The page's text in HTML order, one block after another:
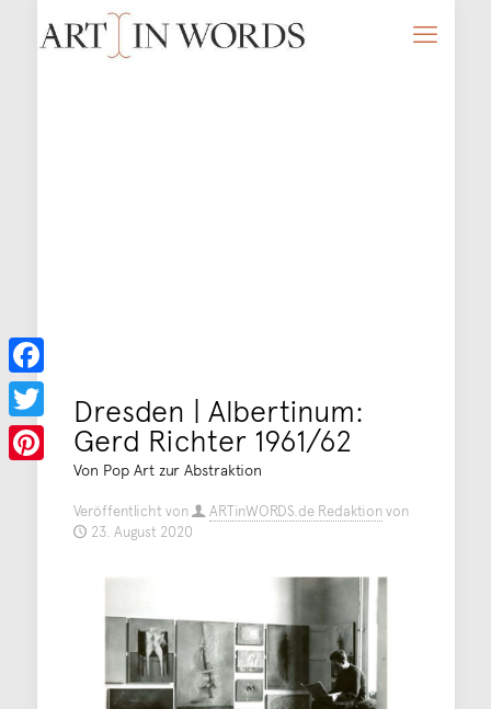
Dresden | Albertinum:
Gerd Richter 1961/62
Von Pop Art zur Abstraktion
Veröffentlicht von ARTinWORDS.de Redaktionvon
23. August 2020
Facebook
Twitter